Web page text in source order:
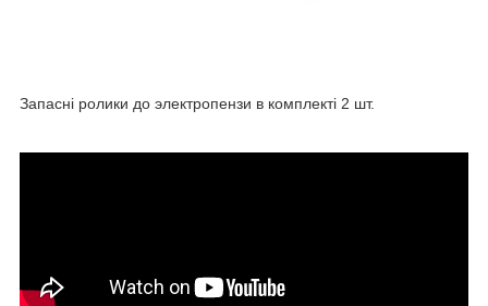
Запасні ролики до электропензи в комплекті 2 шт.